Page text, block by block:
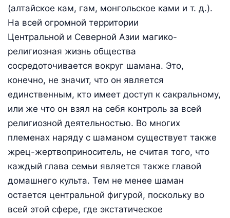
(алтайское кам, гам, монгольское ками и т. д.).
На всей огромной территории
Центральной и Северной Азии магико-
религиозная жизнь общества
сосредоточивается вокруг шамана. Это,
конечно, не значит, что он является
единственным, кто имеет доступ к сакральному,
или же что он взял на себя контроль за всей
религиозной деятельностью. Во многих
племенах наряду с шаманом существует также
жрец-жертвоприноситель, не считая того, что
каждый глава семьи является также главой
домашнего культа. Тем не менее шаман
остается центральной фигурой, поскольку во
всей этой сфере, где экстатическое